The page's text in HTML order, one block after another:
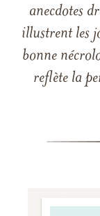
anecdotes
illustrent les
bonne
reflète la